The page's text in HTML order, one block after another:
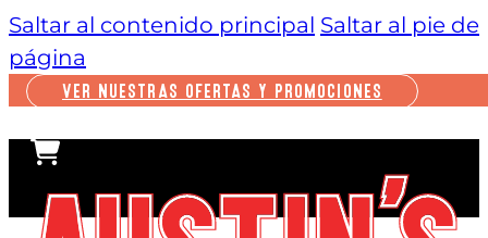
Saltar al contenido principal Saltar al pie de
página
VER NUESTRAS OFERTAS Y PROMOCIONES